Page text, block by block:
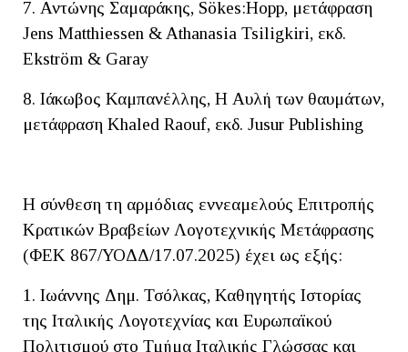
7. Αντώνης Σαμαράκης, Sökes:Hopp, μετάφραση
Jens Matthiessen & Athanasia Tsiligkiri, εκδ.
Ekström & Garay
8. Ιάκωβος Καμπανέλλης, Η Αυλή των θαυμάτων,
μετάφραση Khaled Raouf, εκδ. Jusur Publishing
H σύνθεση τη αρμόδιας εννεαμελούς Επιτροπής
Κρατικών Βραβείων Λογοτεχνικής Μετάφρασης
(ΦΕΚ 867/ΥΟΔΔ/17.07.2025) έχει ως εξής:
1. Ιωάννης Δημ. Τσόλκας, Καθηγητής Ιστορίας
της Ιταλικής Λογοτεχνίας και Ευρωπαϊκού
Πολιτισμού στο Τμήμα Ιταλικής Γλώσσας και